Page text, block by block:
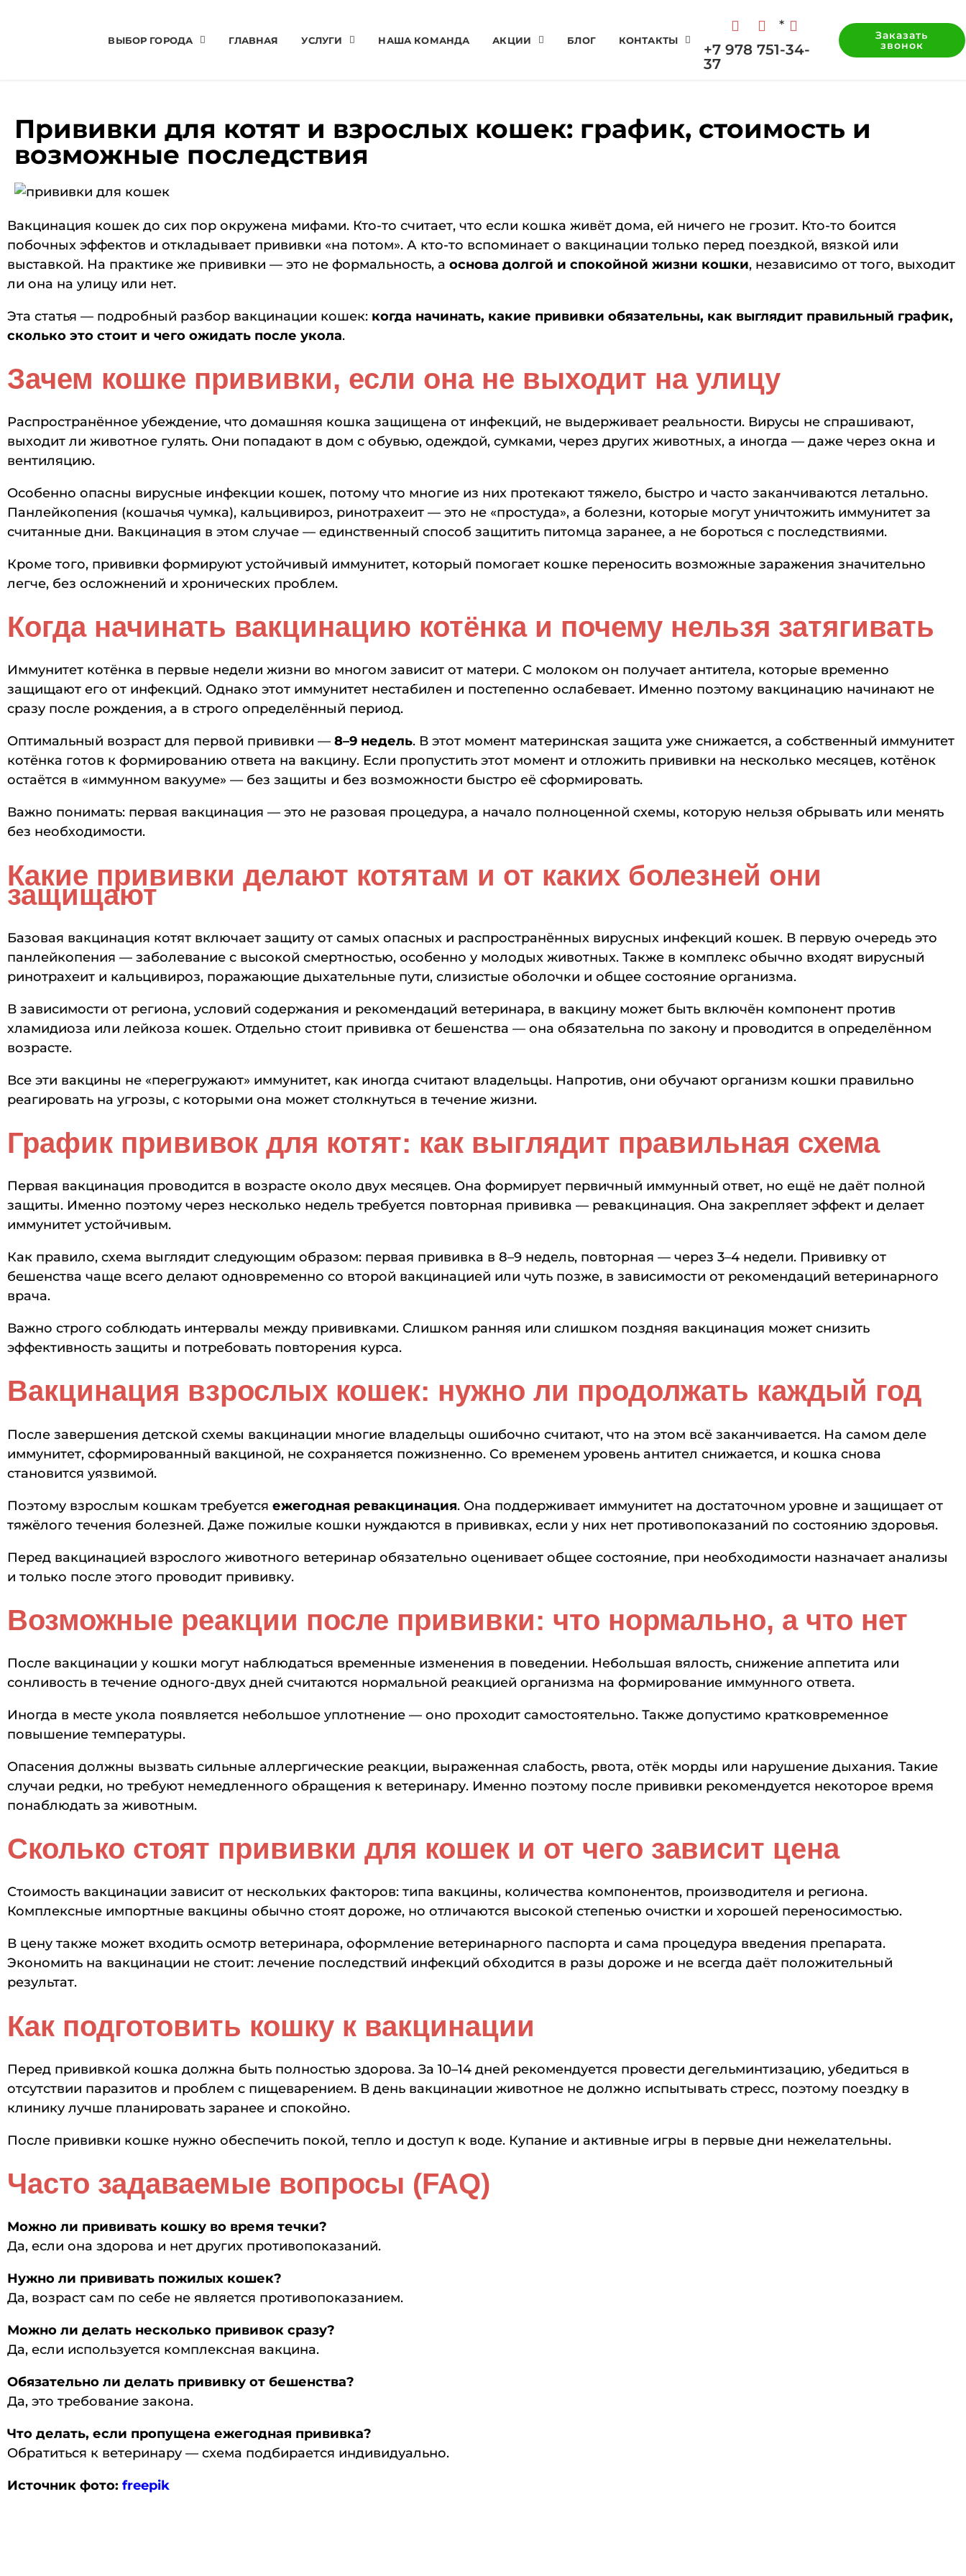
ВЫБОР ГОРОДА ГЛАВНАЯ УСЛУГИ НАША КОМАНДА АКЦИИ БЛОГ КОНТАКТЫ
*
+7 978 751-34-
37
Заказать
звонок
Прививки для котят и взрослых кошек: график, стоимость и
возможные последствия
Вакцинация кошек до сих пор окружена мифами. Кто-то считает, что если кошка живёт дома, ей ничего не грозит. Кто-то боится
побочных эффектов и откладывает прививки «на потом». А кто-то вспоминает о вакцинации только перед поездкой, вязкой или
выставкой. На практике же прививки — это не формальность, а основа долгой и спокойной жизни кошки, независимо от того, выходит
ли она на улицу или нет.
Эта статья — подробный разбор вакцинации кошек: когда начинать, какие прививки обязательны, как выглядит правильный график,
сколько это стоит и чего ожидать после укола.
Зачем кошке прививки, если она не выходит на улицу
Распространённое убеждение, что домашняя кошка защищена от инфекций, не выдерживает реальности. Вирусы не спрашивают,
выходит ли животное гулять. Они попадают в дом с обувью, одеждой, сумками, через других животных, а иногда — даже через окна и
вентиляцию.
Особенно опасны вирусные инфекции кошек, потому что многие из них протекают тяжело, быстро и часто заканчиваются летально.
Панлейкопения (кошачья чумка), кальцивироз, ринотрахеит — это не «простуда», а болезни, которые могут уничтожить иммунитет за
считанные дни. Вакцинация в этом случае — единственный способ защитить питомца заранее, а не бороться с последствиями.
Кроме того, прививки формируют устойчивый иммунитет, который помогает кошке переносить возможные заражения значительно
легче, без осложнений и хронических проблем.
Когда начинать вакцинацию котёнка и почему нельзя затягивать
Иммунитет котёнка в первые недели жизни во многом зависит от матери. С молоком он получает антитела, которые временно
защищают его от инфекций. Однако этот иммунитет нестабилен и постепенно ослабевает. Именно поэтому вакцинацию начинают не
сразу после рождения, а в строго определённый период.
Оптимальный возраст для первой прививки — 8–9 недель. В этот момент материнская защита уже снижается, а собственный иммунитет
котёнка готов к формированию ответа на вакцину. Если пропустить этот момент и отложить прививки на несколько месяцев, котёнок
остаётся в «иммунном вакууме» — без защиты и без возможности быстро её сформировать.
Важно понимать: первая вакцинация — это не разовая процедура, а начало полноценной схемы, которую нельзя обрывать или менять
без необходимости.
Какие прививки делают котятам и от каких болезней они
защищают
Базовая вакцинация котят включает защиту от самых опасных и распространённых вирусных инфекций кошек. В первую очередь это
панлейкопения — заболевание с высокой смертностью, особенно у молодых животных. Также в комплекс обычно входят вирусный
ринотрахеит и кальцивироз, поражающие дыхательные пути, слизистые оболочки и общее состояние организма.
В зависимости от региона, условий содержания и рекомендаций ветеринара, в вакцину может быть включён компонент против
хламидиоза или лейкоза кошек. Отдельно стоит прививка от бешенства — она обязательна по закону и проводится в определённом
возрасте.
Все эти вакцины не «перегружают» иммунитет, как иногда считают владельцы. Напротив, они обучают организм кошки правильно
реагировать на угрозы, с которыми она может столкнуться в течение жизни.
График прививок для котят: как выглядит правильная схема
Первая вакцинация проводится в возрасте около двух месяцев. Она формирует первичный иммунный ответ, но ещё не даёт полной
защиты. Именно поэтому через несколько недель требуется повторная прививка — ревакцинация. Она закрепляет эффект и делает
иммунитет устойчивым.
Как правило, схема выглядит следующим образом: первая прививка в 8–9 недель, повторная — через 3–4 недели. Прививку от
бешенства чаще всего делают одновременно со второй вакцинацией или чуть позже, в зависимости от рекомендаций ветеринарного
врача.
Важно строго соблюдать интервалы между прививками. Слишком ранняя или слишком поздняя вакцинация может снизить
эффективность защиты и потребовать повторения курса.
Вакцинация взрослых кошек: нужно ли продолжать каждый год
После завершения детской схемы вакцинации многие владельцы ошибочно считают, что на этом всё заканчивается. На самом деле
иммунитет, сформированный вакциной, не сохраняется пожизненно. Со временем уровень антител снижается, и кошка снова
становится уязвимой.
Поэтому взрослым кошкам требуется ежегодная ревакцинация. Она поддерживает иммунитет на достаточном уровне и защищает от
тяжёлого течения болезней. Даже пожилые кошки нуждаются в прививках, если у них нет противопоказаний по состоянию здоровья.
Перед вакцинацией взрослого животного ветеринар обязательно оценивает общее состояние, при необходимости назначает анализы
и только после этого проводит прививку.
Возможные реакции после прививки: что нормально, а что нет
После вакцинации у кошки могут наблюдаться временные изменения в поведении. Небольшая вялость, снижение аппетита или
сонливость в течение одного-двух дней считаются нормальной реакцией организма на формирование иммунного ответа.
Иногда в месте укола появляется небольшое уплотнение — оно проходит самостоятельно. Также допустимо кратковременное
повышение температуры.
Опасения должны вызвать сильные аллергические реакции, выраженная слабость, рвота, отёк морды или нарушение дыхания. Такие
случаи редки, но требуют немедленного обращения к ветеринару. Именно поэтому после прививки рекомендуется некоторое время
понаблюдать за животным.
Сколько стоят прививки для кошек и от чего зависит цена
Стоимость вакцинации зависит от нескольких факторов: типа вакцины, количества компонентов, производителя и региона.
Комплексные импортные вакцины обычно стоят дороже, но отличаются высокой степенью очистки и хорошей переносимостью.
В цену также может входить осмотр ветеринара, оформление ветеринарного паспорта и сама процедура введения препарата.
Экономить на вакцинации не стоит: лечение последствий инфекций обходится в разы дороже и не всегда даёт положительный
результат.
Как подготовить кошку к вакцинации
Перед прививкой кошка должна быть полностью здорова. За 10–14 дней рекомендуется провести дегельминтизацию, убедиться в
отсутствии паразитов и проблем с пищеварением. В день вакцинации животное не должно испытывать стресс, поэтому поездку в
клинику лучше планировать заранее и спокойно.
После прививки кошке нужно обеспечить покой, тепло и доступ к воде. Купание и активные игры в первые дни нежелательны.
Часто задаваемые вопросы (FAQ)
Можно ли прививать кошку во время течки?
Да, если она здорова и нет других противопоказаний.
Нужно ли прививать пожилых кошек?
Да, возраст сам по себе не является противопоказанием.
Можно ли делать несколько прививок сразу?
Да, если используется комплексная вакцина.
Обязательно ли делать прививку от бешенства?
Да, это требование закона.
Что делать, если пропущена ежегодная прививка?
Обратиться к ветеринару — схема подбирается индивидуально.
Источник фото: freepik